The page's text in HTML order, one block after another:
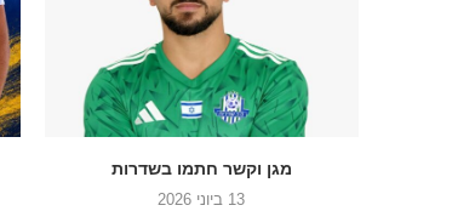
מגן וקשר חתמו בשדרות
13 ביוני 2026